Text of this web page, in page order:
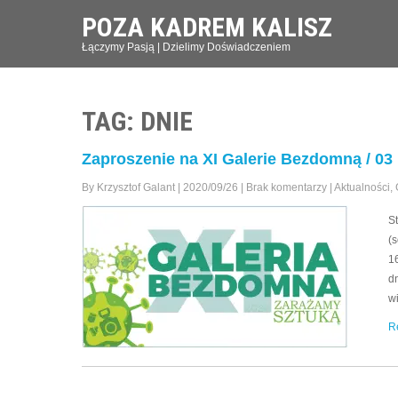
POZA KADREM KALISZ
Łączymy Pasją | Dzielimy Doświadczeniem
TAG: DNIE
Zaproszenie na XI Galerie Bezdomną /
By Krzysztof Galant 2020/09/26 Brak komentarzy Aktualności,